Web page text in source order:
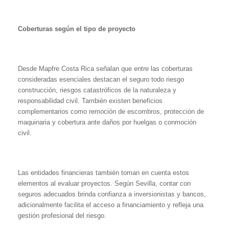
Coberturas según el tipo de proyecto
Desde Mapfre Costa Rica señalan que entre las coberturas
consideradas esenciales destacan el seguro todo riesgo
construcción, riesgos catastróficos de la naturaleza y
responsabilidad civil. También existen beneficios
complementarios como remoción de escombros, protección de
maquinaria y cobertura ante daños por huelgas o conmoción
civil.
Las entidades financieras también toman en cuenta estos
elementos al evaluar proyectos. Según Sevilla, contar con
seguros adecuados brinda confianza a inversionistas y bancos,
adicionalmente facilita el acceso a financiamiento y refleja una
gestión profesional del riesgo.